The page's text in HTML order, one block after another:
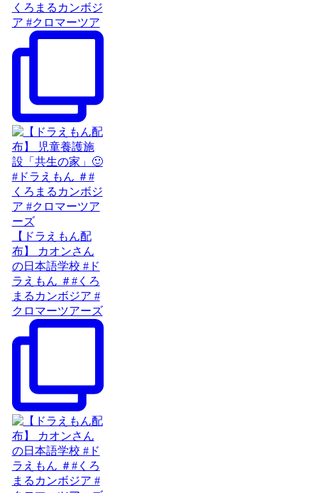
くろまるカンボジ
ア #クロマーツア
【ドラえもん配
布】 カオンさん
の日本語学校 #ド
ラえもん ＃#くろ
まるカンボジア #
クロマーツアーズ